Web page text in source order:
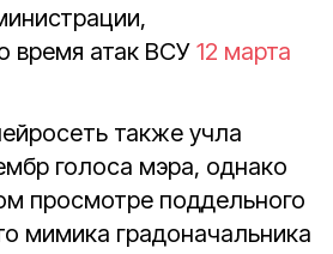
время атак ВСУ 12 марта
также учла
голоса мэра, однако
просмотре поддельного
мимика градоначальника